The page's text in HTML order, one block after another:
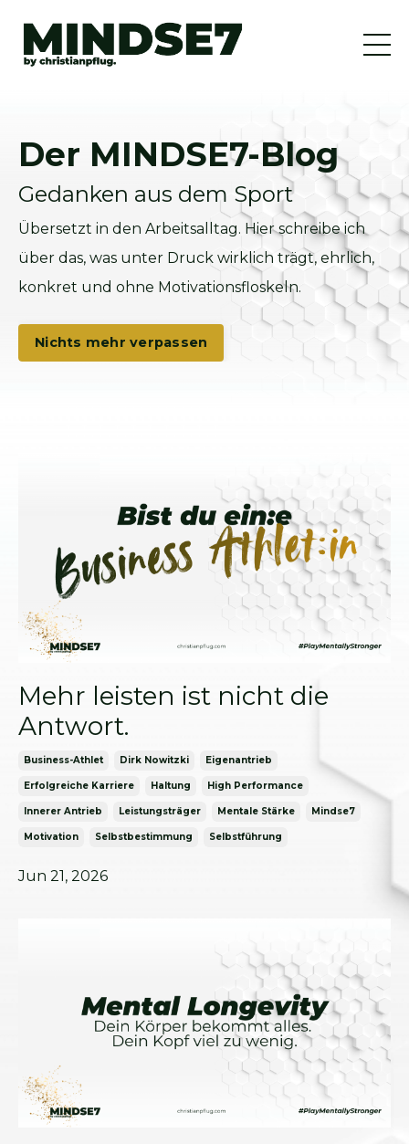
Der MINDSE7-Blog
Gedanken aus dem Sport
Übersetzt in den Arbeitsalltag. Hier schreibe ich
über das, was unter Druck wirklich trägt, ehrlich,
konkret und ohne Motivationsfloskeln.
Nichts mehr verpassen
Mehr leisten ist nicht die
Antwort.
Business-Athlet Dirk Nowitzki Eigenantrieb
Erfolgreiche Karriere Haltung High Performance
Innerer Antrieb Leistungsträger Mentale Stärke Mindse7
Motivation Selbstbestimmung Selbstführung
Jun 21, 2026